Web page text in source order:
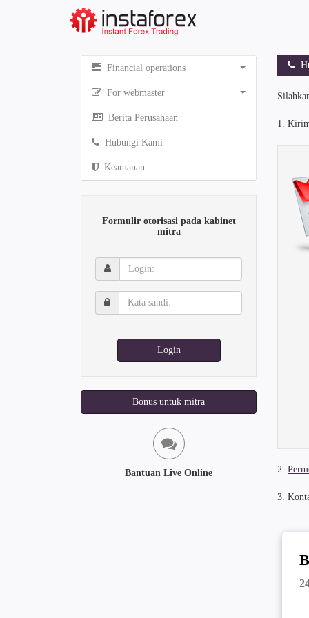
Financial operations
For webmaster
Berita Perusahaan
Hubungi Kami
Keamanan
Formulir otorisasi pada kabinet
mitra
Login:
Kata
sandi:
Login
Bonus untuk mitra
Bantuan Live Online
1.
2.
3.